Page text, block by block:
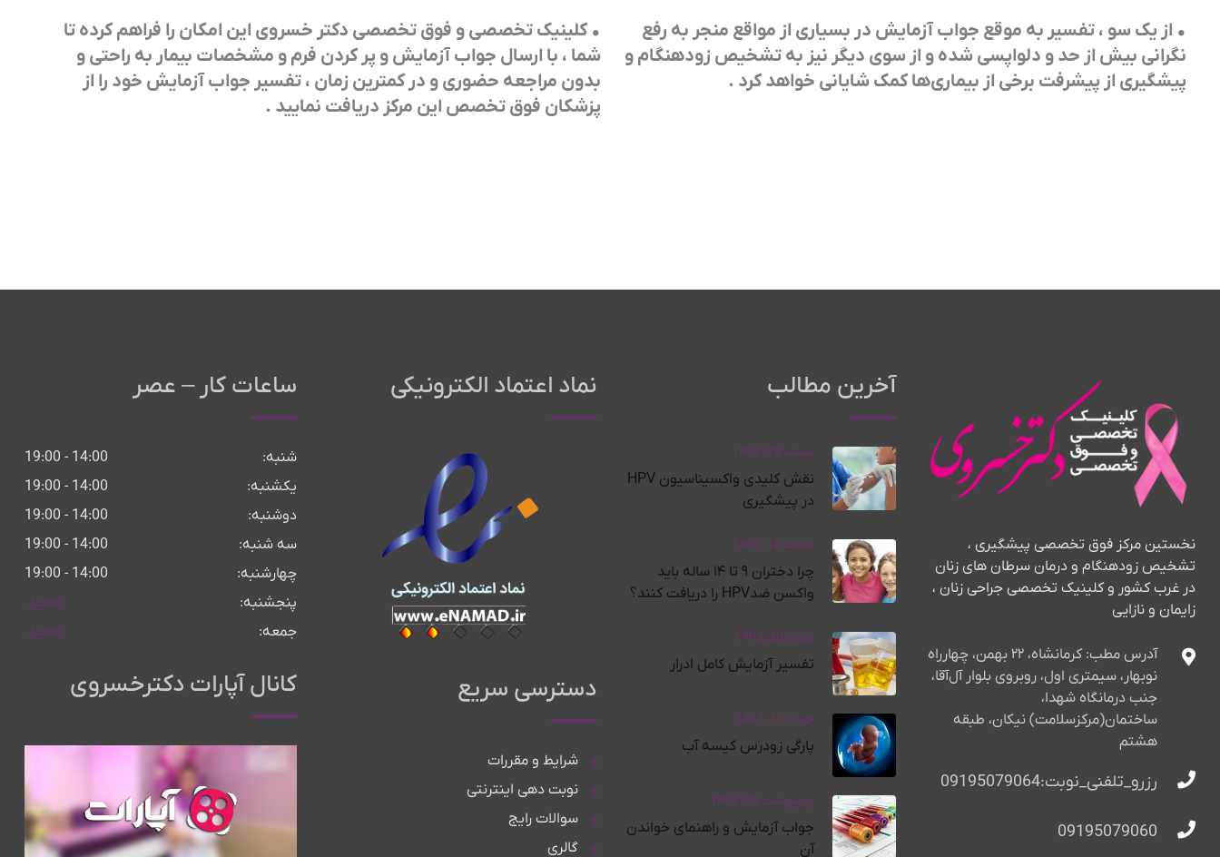
• از یک سو ، تفسیر به موقع جواب آزمایش در بسیاری از مواقع منجر به رفع
نگرانی بیش از حد و دلواپسی‌ شده و از سوی دیگر نیز به تشخیص زودهنگام و
پیشگیری از پیشرفت برخی از بیماری‌ها کمک شایانی خواهد کرد .
•کلینیک تخصصی و فوق تخصصی دکتر خسروی این امکان را فراهم کرده تا
شما ، با ارسال جواب آزمایش و پر کردن فرم و مشخصات بیمار به راحتی و
بدون مراجعه حضوری و در کمترین زمان ، تفسیر جواب آزمایش خود را از
پزشکان فوق تخصص این مرکز دریافت نمایید .
نخستین مرکز فوق تخصصی پیشگیری ،
تشخیص زودهنگام و درمان سرطان های زنان
در غرب کشور و کلینیک تخصصی جراحی زنان ،
زایمان و نازایی
آدرس مطب: کرمانشاه، ۲۲ بهمن، چهارراه
نوبهار، سیمتری اول، روبروی بلوار آل‌آقا،
جنب درمانگاه شهدا،
ساختمان(مرکزسلامت) نیکان، طبقه
هشتم
رزرو_تلفنی_نوبت:09195079064
09195079060
آخرین مطالب
اسفند 19, 1402
نقش کلیدی واکسیناسیون HPV
در پیشگیری
اسفند 16, 1402
چرا دختران ۹ تا ۱۴ ساله باید
واکسن ضدHPV را دریافت کنند؟
خرداد 20, 1402
تفسیر آزمایش کامل ادرار
خرداد 12, 1402
پارگی زودرس کیسه آب
اردیبهشت 28, 1402
جواب آزمایش و راهنمای خواندن
آن
نماد اعتماد الکترونیکی
دسترسی سریع
شرایط و مقررات
نوبت دهی اینترنتی
سوالات رایج
گالری
ساعات کار – عصر
شنبه:
14:00 - 19:00
یکشنبه:
14:00 - 19:00
دوشنبه:
14:00 - 19:00
سه شنبه:
14:00 - 19:00
چهارشنبه:
14:00 - 19:00
پنجشنبه:
تعطیل
جمعه:
تعطیل
کانال آپارات دکترخسروی